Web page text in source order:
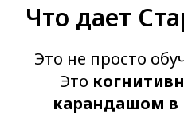
Что дает
Это не просто
Это
карандашом в